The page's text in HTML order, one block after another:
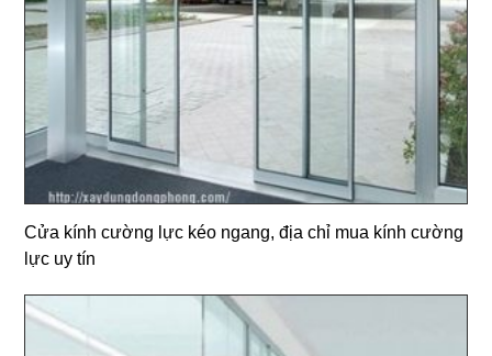
Cửa kính cường lực kéo ngang, địa chỉ mua kính cường
lực uy tín